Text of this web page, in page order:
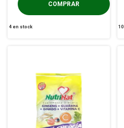
4en stock 10